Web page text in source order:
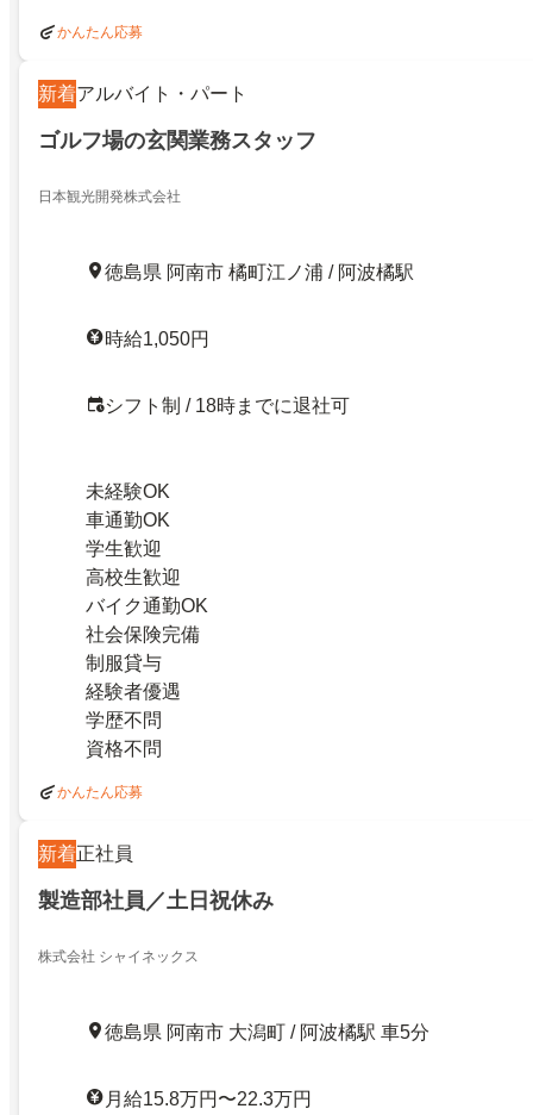
かんたん応募
新着アルバイト・パート
ゴルフ場の玄関業務スタッフ
日本観光開発株式会社
徳島県 阿南市 橘町江ノ浦 / 阿波橘駅
時給1,050円
シフト制 / 18時までに退社可
未経験OK
車通勤OK
学生歓迎
高校生歓迎
バイク通勤OK
社会保険完備
制服貸与
経験者優遇
学歴不問
資格不問
かんたん応募
新着正社員
製造部社員／土日祝休み
株式会社 シャイネックス
徳島県 阿南市 大潟町 / 阿波橘駅 車5分
月給15.8万円〜22.3万円